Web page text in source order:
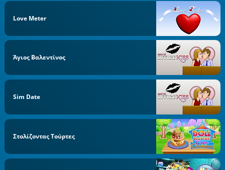
Love Meter
Άγιος Βαλεντίνος
Sim Date
Στολίζοντας Τούρτες